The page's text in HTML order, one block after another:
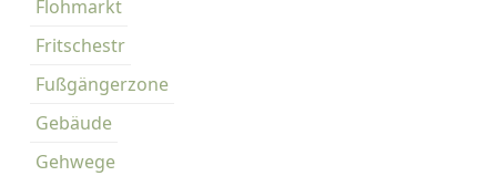
Flohmarkt
Fritschestr
Fußgängerzone
Gebäude
Gehwege